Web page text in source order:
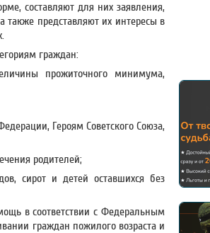
составляют для них заявления,
также представляют их интересы в
граждан:
прожиточного минимума,
Героям Советского Союза,
родителей;
сирот и детей оставшихся без
в соответствии с Федеральным
граждан пожилого возраста и